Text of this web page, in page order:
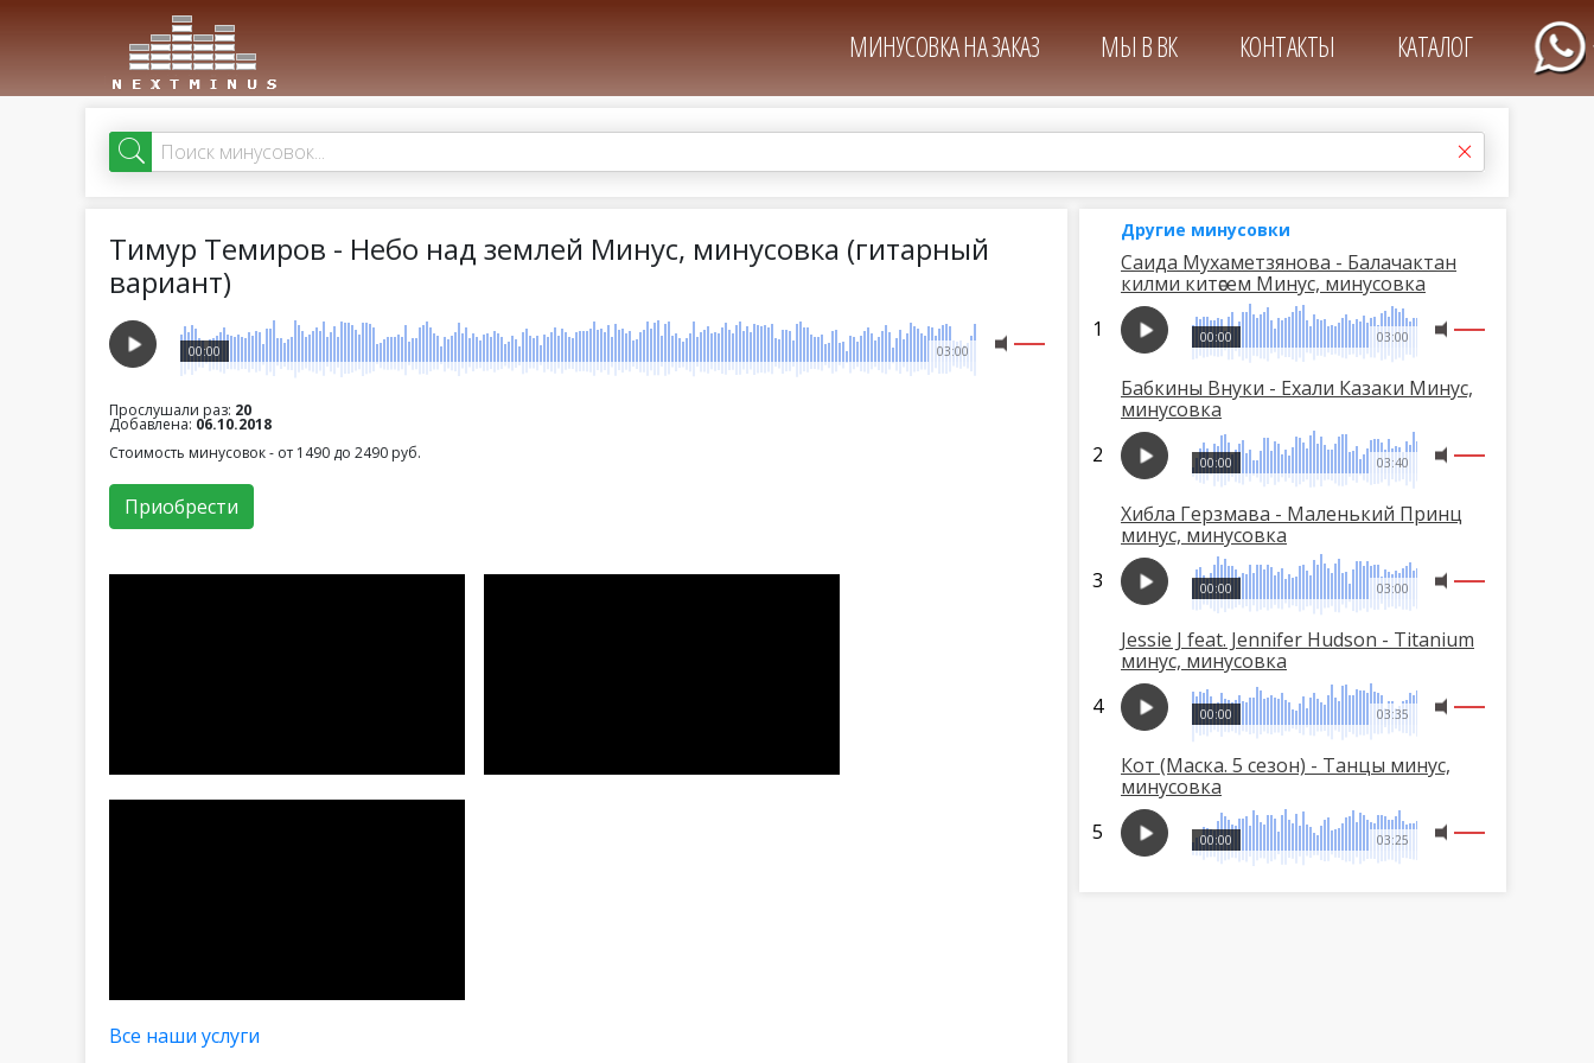
МИНУСОВКА НА ЗАКАЗ МЫ В ВК КОНТАКТЫ КАТАЛОГ
Тимур Темиров - Небо над землей Минус, минусовка (гитарный
вариант)
03:00
00:00
Прослушали раз: 20
Добавлена: 06.10.2018
Стоимость минусовок - от 1490 до 2490 руб.
Приобрести
Все наши услуги
Другие минусовки
Саида Мухаметзянова - Балачактан
килми китәсем Минус, минусовка
03:00
00:00
Бабкины Внуки - Ехали Казаки Минус,
минусовка
03:40
00:00
Хибла Герзмава - Маленький Принц
минус, минусовка
03:00
00:00
Jessie J feat. Jennifer Hudson - Titanium
минус, минусовка
03:35
00:00
Кот (Маска. 5 сезон) - Танцы минус,
минусовка
03:25
00:00